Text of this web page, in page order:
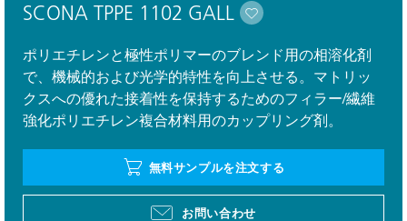
SCONA TPPE 1102 GALL
ポリエチレンと極性ポリマーのブレンド用の相溶化剤
で、機械的および光学的特性を向上させる。マトリッ
クスへの優れた接着性を保持するためのフィラー/繊維
強化ポリエチレン複合材料用のカップリング剤。
無料サンプルを注文する
お問い合わせ